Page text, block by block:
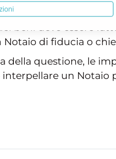
dell’ultimo luogo di
beni deve essere
Notaio di fiducia o
della questione, le
un Notaio